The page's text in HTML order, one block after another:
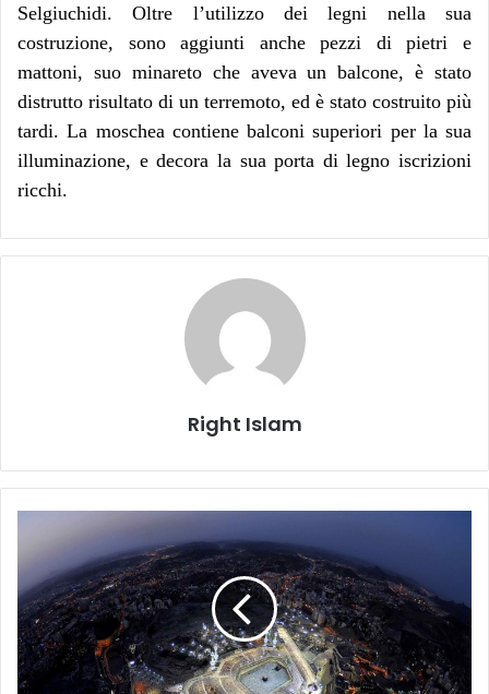
Selgiuchidi. Oltre l’utilizzo dei legni nella sua
costruzione, sono aggiunti anche pezzi di pietri e
mattoni, suo minareto che aveva un balcone, è stato
distrutto risultato di un terremoto, ed è stato costruito più
tardi. La moschea contiene balconi superiori per la sua
illuminazione, e decora la sua porta di legno iscrizioni
ricchi.
Right Islam